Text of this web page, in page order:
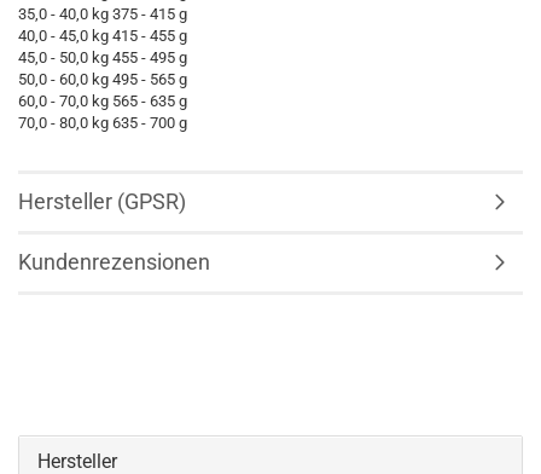
35,0 - 40,0 kg 375 - 415 g
40,0 - 45,0 kg 415 - 455 g
45,0 - 50,0 kg 455 - 495 g
50,0 - 60,0 kg 495 - 565 g
60,0 - 70,0 kg 565 - 635 g
70,0 - 80,0 kg 635 - 700 g
Hersteller (GPSR)
Kundenrezensionen
Hersteller